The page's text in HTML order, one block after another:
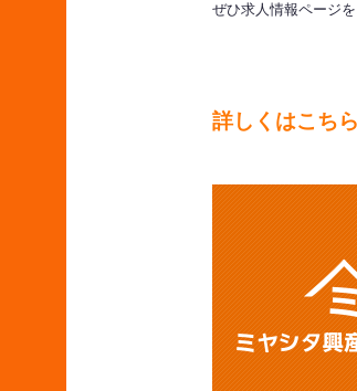
ぜひ求人情報ページ
詳しくはこちら